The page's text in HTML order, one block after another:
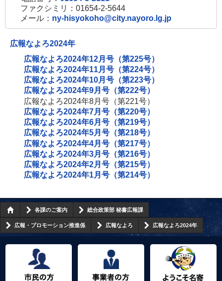
ファクシミリ：01654-2-5644
メール： ny-hisyokoho@city.nayoro.lg.jp
広報なよろ2024年
広報なよろ2024年12月号（第225号）
広報なよろ2024年11月号（第224号）
広報なよろ2024年10月号（第223号）
広報なよろ2024年9月号（第222号）
広報なよろ2024年8月号（第221号）
広報なよろ2024年7月号（第220号）
広報なよろ2024年6月号（第219号）
広報なよろ2024年5月号（第218号）
広報なよろ2024年4月号（第217号）
広報なよろ2024年3月号（第216号）
広報なよろ2024年2月号（第215号）
広報なよろ2024年1月号（第214号）
各課のご案内 総合政策部 秘書広報課
広報・プロモーション推進係 広報なよろ 広報なよろ2024年